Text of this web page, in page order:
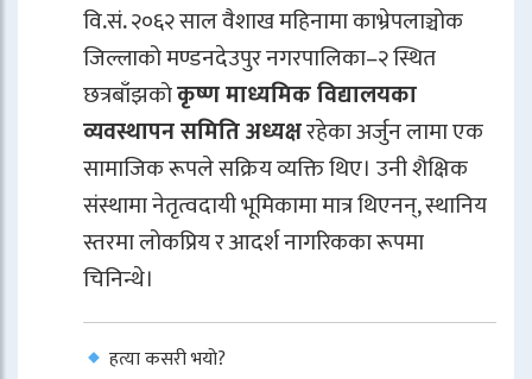
वि.सं. २०६२ साल वैशाख महिनामा काभ्रेपलाञ्चोक
जिल्लाको मण्डनदेउपुर नगरपालिका–२ स्थित
छत्रबाँझकोकृष्ण माध्यमिक विद्यालयका
व्यवस्थापन समिति अध्यक्षरहेका अर्जुन लामा एक
सामाजिक रूपले सक्रिय व्यक्ति थिए। उनी शैक्षिक
संस्थामा नेतृत्वदायी भूमिकामा मात्र थिएनन्, स्थानिय
स्तरमा लोकप्रिय र आदर्श नागरिकका रूपमा
चिनिन्थे।
हत्या कसरी भयो?